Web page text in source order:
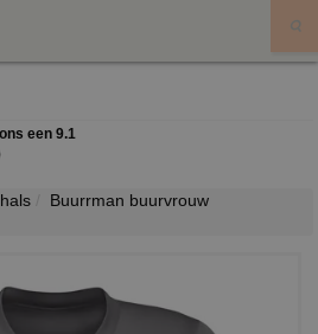
een 9.1
Buurrman buurvrouw